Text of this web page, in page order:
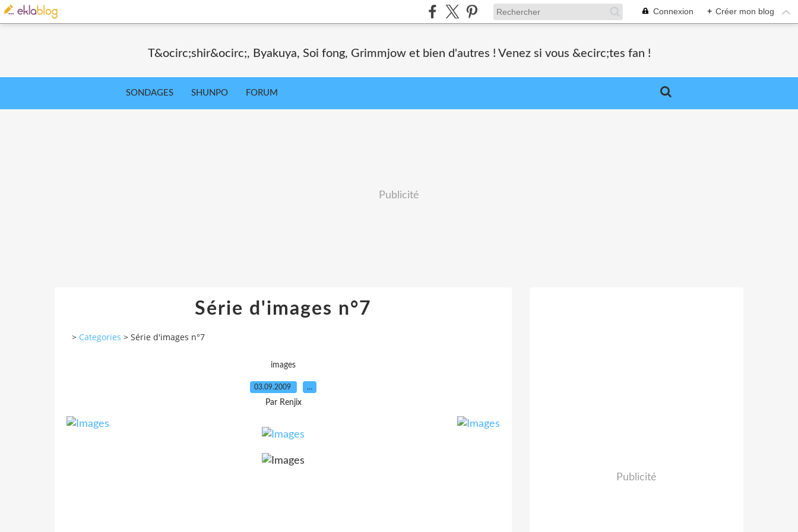
Connexion + Créer mon blog
T&ocirc;shir&ocirc;, Byakuya, Soi fong, Grimmjow et bien d'autres ! Venez si vous &ecirc;tes fan !
SONDAGES SHUNPO FORUM
Publicité
Série d'images n°7
> Categories > Série d'images n°7
images
03.09.2009 …
Par Renjix
Publicité